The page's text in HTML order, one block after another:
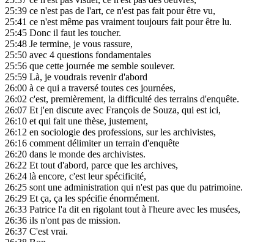
25:39 ce n'est pas de l'art, ce n'est pas fait pour être vu,
25:41 ce n'est même pas vraiment toujours fait pour être lu.
25:45 Donc il faut les toucher.
25:48 Je termine, je vous rassure,
25:50 avec 4 questions fondamentales
25:56 que cette journée me semble soulever.
25:59 Là, je voudrais revenir d'abord
26:00 à ce qui a traversé toutes ces journées,
26:02 c'est, premièrement, la difficulté des terrains d'enquête.
26:07 Et j'en discute avec François de Souza, qui est ici,
26:10 et qui fait une thèse, justement,
26:12 en sociologie des professions, sur les archivistes,
26:16 comment délimiter un terrain d'enquête
26:20 dans le monde des archivistes.
26:22 Et tout d'abord, parce que les archives,
26:24 là encore, c'est leur spécificité,
26:25 sont une administration qui n'est pas que du patrimoine.
26:29 Et ça, ça les spécifie énormément.
26:33 Patrice l'a dit en rigolant tout à l'heure avec les musées,
26:36 ils n'ont pas de mission.
26:37 C'est vrai.